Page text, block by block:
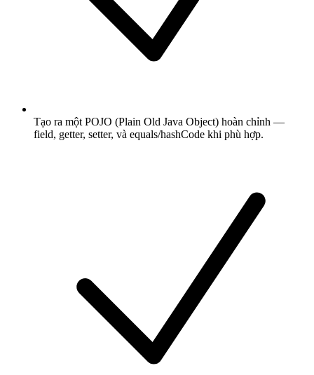
Tạo ra một POJO (Plain Old Java Object) hoàn chỉnh —
field, getter, setter, và equals/hashCode khi phù hợp.